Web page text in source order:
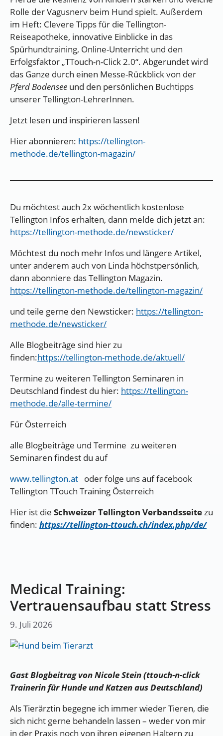
Rolle der Vagusnerv beim Hund spielt. Außerdem
im Heft: Clevere Tipps für die Tellington-
Reiseapotheke, innovative Einblicke in das
Spürhundtraining, Online-Unterricht und den
Erfolgsfaktor „TTouch-n-Click 2.0“. Abgerundet wird
das Ganze durch einen Messe-Rückblick von der
Pferd Bodensee und den persönlichen Buchtipps
unserer Tellington-LehrerInnen.
Jetzt lesen und inspirieren lassen!
Hier abonnieren: https://tellington-
methode.de/tellington-magazin/
Du möchtest auch 2x wöchentlich kostenlose
Tellington Infos erhalten, dann melde dich jetzt an:
https://tellington-methode.de/newsticker/
Möchtest du noch mehr Infos und längere Artikel,
unter anderem auch von Linda höchstpersönlich,
dann abonniere das Tellington Magazin.
https://tellington-methode.de/tellington-magazin/
und teile gerne den Newsticker: https://tellington-
methode.de/newsticker/
Alle Blogbeiträge sind hier zu
finden:https://tellington-methode.de/aktuell/
Termine zu weiteren Tellington Seminaren in
Deutschland findest du hier: https://tellington-
methode.de/alle-termine/
Für Österreich
alle Blogbeiträge und Termine zu weiteren
Seminaren findest du auf
www.tellington.at oder folge uns auf facebook
Tellington TTouch Training Österreich
Hier ist die Schweizer Tellington Verbandsseitezu
finden: https://tellington-ttouch.ch/index.php/de/
Medical Training:
Vertrauensaufbau statt Stress
9. Juli 2026
Gast Blogbeitrag von Nicole Stein (ttouch-n-click
Trainerin für Hunde und Katzen aus Deutschland)
Als Tierärztin begegne ich immer wieder Tieren, die
sich nicht gerne behandeln lassen – weder von mir
in der Praxis noch von ihren eigenen Haltern zu